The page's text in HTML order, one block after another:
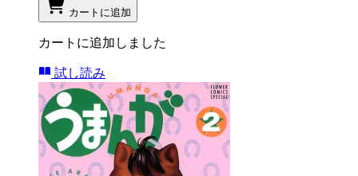
カートに追加
カートに追加しました
試し読み